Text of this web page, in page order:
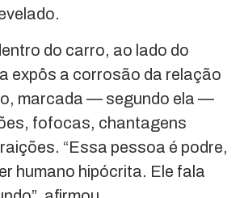
do carro, ao lado do
expôs a corrosão da relação
marcada — segundo ela —
fofocas, chantagens
“Essa pessoa é podre,
humano hipócrita. Ele fala